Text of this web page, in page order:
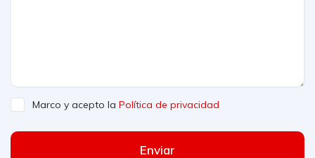
Marco y acepto la Política de privacidad
Enviar